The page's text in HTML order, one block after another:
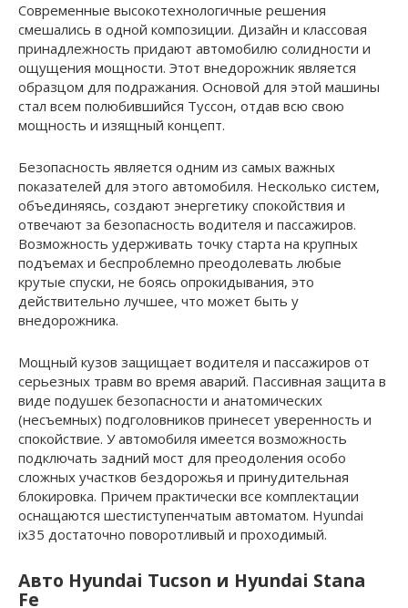
Современные высокотехнологичные решения
смешались в одной композиции. Дизайн и классовая
принадлежность придают автомобилю солидности и
ощущения мощности. Этот внедорожник является
образцом для подражания. Основой для этой машины
стал всем полюбившийся Туссон, отдав всю свою
мощность и изящный концепт.
Безопасность является одним из самых важных
показателей для этого автомобиля. Несколько систем,
объединяясь, создают энергетику спокойствия и
отвечают за безопасность водителя и пассажиров.
Возможность удерживать точку старта на крупных
подъемах и беспроблемно преодолевать любые
крутые спуски, не боясь опрокидывания, это
действительно лучшее, что может быть у
внедорожника.
Мощный кузов защищает водителя и пассажиров от
серьезных травм во время аварий. Пассивная защита в
виде подушек безопасности и анатомических
(несъемных) подголовников принесет уверенность и
спокойствие. У автомобиля имеется возможность
подключать задний мост для преодоления особо
сложных участков бездорожья и принудительная
блокировка. Причем практически все комплектации
оснащаются шестиступенчатым автоматом. Hyundai
ix35 достаточно поворотливый и проходимый.
Авто Hyundai Tucson и Hyundai Stana
Fe